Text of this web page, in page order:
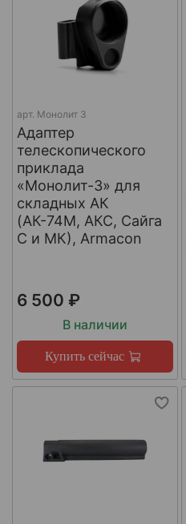
арт. Монолит 3
Адаптер
телескопического
приклада
«Монолит-3» для
складных АК
(АК-74М, АКС, Сайга
С и МК), Armacon
6 500 ₽
В наличии
Купить сейчас